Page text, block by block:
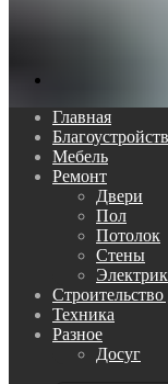
Главная
Мебель
Ремонт
Двери
Пол
Потолок
Стены
Техника
Разное
Досуг